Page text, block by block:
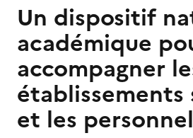
Un dispositif
académique
accompagner
établissements
et les